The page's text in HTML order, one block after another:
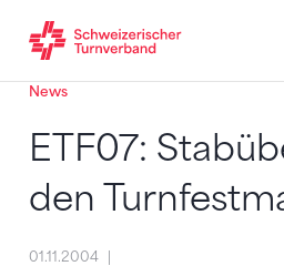
Zum Inhalt springen
Zur Sitemap navigieren
Zum Navigieren dieser Seite
News
ETF07:
den
01.11.2004